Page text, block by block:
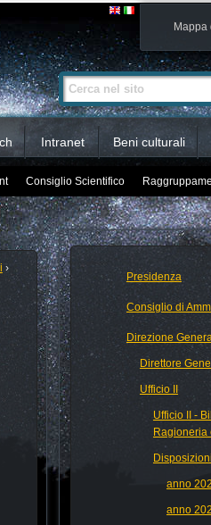
Mappa
Cerca nel sito
Ricerca
avanzata…
Intranet Beni culturali
Consiglio Scientifico
›
Presidenza
Consiglio di
Direzione
Direttore
Ufficio II
Ufficio II -
Ragioneria
anno
anno